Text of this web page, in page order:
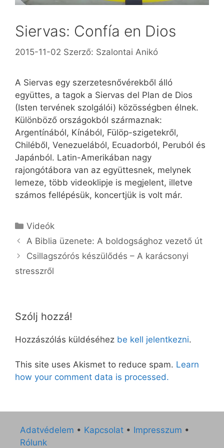
Siervas: Confía en Dios
2015-11-02 Szerző: Szalontai Anikó
A Siervas egy szerzetesnővérekből álló
együttes, a tagok a Siervas del Plan de Dios
(Isten tervének szolgálói) közösségben élnek.
Különböző országokból származnak:
Argentínából, Kínából, Fülöp-szigetekről,
Chiléből, Venezuelából, Ecuadorból, Peruból és
Japánból. Latin-Amerikában nagy
rajongótábora van az együttesnek, melynek
lemeze, több videoklipje is megjelent, illetve
számos fellépésük, koncertjük is volt már.
Kategória
Videók
A Biblia üzenete: A boldogsághoz vezető út
Csillagszórós készülődés – A karácsonyi
stresszről
Szólj hozzá!
Hozzászólás küldéséhez be kell jelentkezni.
This site uses Akismet to reduce spam. Learn
how your comment data is processed.
Adatvédelem • Kapcsolat • Impresszum •
Rólunk